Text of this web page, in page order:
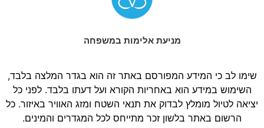
מניעת אלימות במשפחה
שימו לב כי המידע המפורסם באתר זה הוא בגדר המלצה בלבד,
השימוש במידע הוא באחריות הקורא ועל דעתו בלבד. לפני כל
יציאה לטיול מומלץ לבדוק את תנאי השטח ומזג האוויר באיזור. כל
הרשום באתר בלשון זכר מתייחס לכל המגדרים והמינים.